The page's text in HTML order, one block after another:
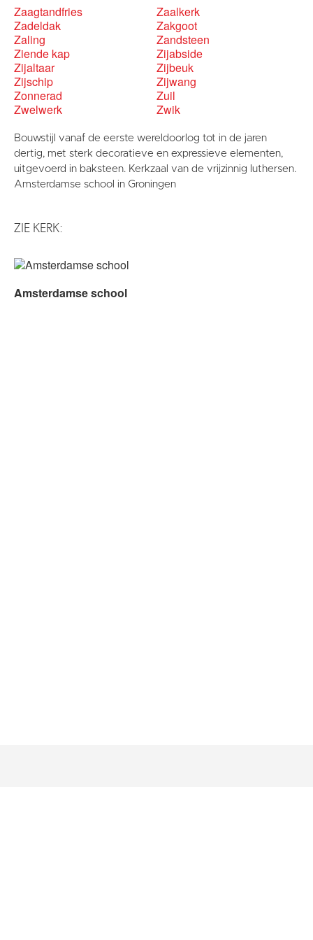
Zaagtandfries
Zaalkerk
Zadeldak
Zakgoot
Zaling
Zandsteen
Ziende kap
Zijabside
Zijaltaar
Zijbeuk
Zijschip
Zijwang
Zonnerad
Zuil
Zwelwerk
Zwik
Bouwstijl vanaf de eerste wereldoorlog tot in de jaren
dertig, met sterk decoratieve en expressieve elementen,
uitgevoerd in baksteen. Kerkzaal van de vrijzinnig luthersen.
Amsterdamse school in Groningen
ZIE KERK:
Amsterdamse school